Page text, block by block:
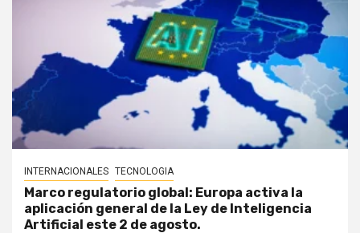
INTERNACIONALES TECNOLOGIA
Marco regulatorio global: Europa activa la
aplicación general de la Ley de Inteligencia
Artificial este 2 de agosto.